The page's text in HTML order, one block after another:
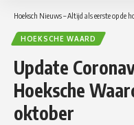
Hoeksch Nieuws – Altijd als eerste op de
HOEKSCHE WAARD
Update
Hoeksche
oktober